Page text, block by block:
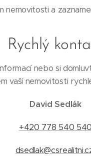
nemovitosti a
Rychlý
nebo si
vaší nemovitosti
David Sedlák
+420 778 540 540